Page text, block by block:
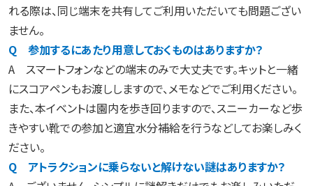
れる際は、同じ端末を共有してご利用いただいても問題ござい
ません。
Q 参加するにあたり用意しておくものはありますか？
A スマートフォンなどの端末のみで大丈夫です。キットと一緒
にスコアペンもお渡ししますので、メモなどでご利用ください。
また、本イベントは園内を歩き回りますので、スニーカーなど歩
きやすい靴での参加と適宜水分補給を行うなどしてお楽しみく
ださい。
Q アトラクションに乗らないと解けない謎はありますか？